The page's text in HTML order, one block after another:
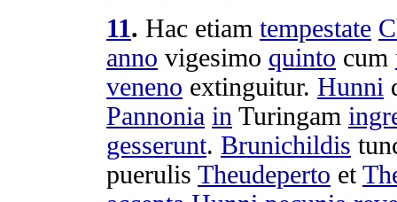
11. Hac etiam tempestate
anno vigesimo quinto cum
veneno extinguitur. Hunni
Pannonia in Turingam
gesserunt. Brunichildis
puerulis Theudeperto et